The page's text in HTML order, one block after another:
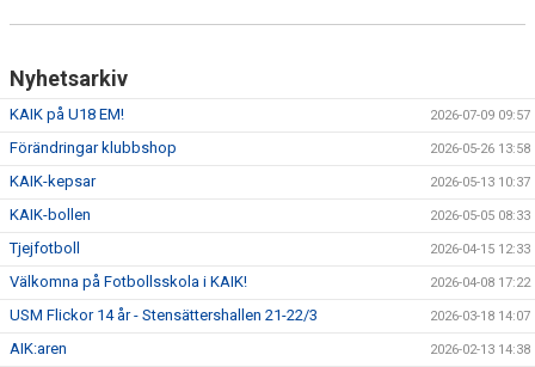
Nyhetsarkiv
KAIK på U18 EM! 2026-07-09 09:57
Förändringar klubbshop 2026-05-26 13:58
KAIK-kepsar 2026-05-13 10:37
KAIK-bollen 2026-05-05 08:33
Tjejfotboll 2026-04-15 12:33
Välkomna på Fotbollsskola i KAIK! 2026-04-08 17:22
USM Flickor 14 år - Stensättershallen 21-22/3 2026-03-18 14:07
AIK:aren 2026-02-13 14:38